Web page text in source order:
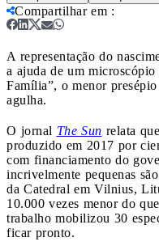
Compartilhar em :
A representação do
a ajuda de um microscópio
Família”, o menor
agulha.
O jornal The Sun relata
produzido em 2017 por
com financiamento do
incrivelmente pequenas
da Catedral em Vilnius,
10.000 vezes menor do
trabalho mobilizou 30
ficar pronto.